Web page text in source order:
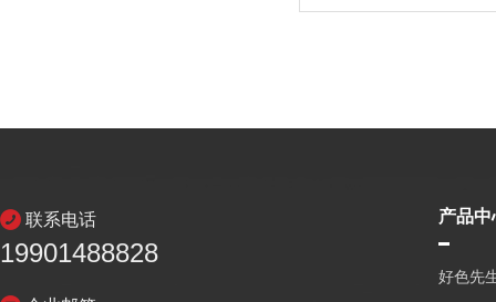
联系电话
19901488828
产品中
好色先